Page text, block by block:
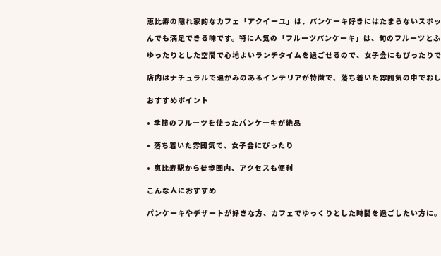
恵比寿の隠れ家的なカフェ「アクイーユ」は、パンケーキ好きにはたまらないス
んでも満足できる味です。特に人気の「フルーツパンケーキ」は、旬のフルーツと
ゆったりとした空間で心地よいランチタイムを過ごせるので、女子会にもぴったりで
店内はナチュラルで温かみのあるインテリアが特徴で、落ち着いた雰囲気の中でお
おすすめポイント
• 季節のフルーツを使ったパンケーキが絶品
• 落ち着いた雰囲気で、女子会にぴったり
• 恵比寿駅から徒歩圏内、アクセスも便利
こんな人におすすめ
パンケーキやデザートが好きな方、カフェでゆっくりとした時間を過ごしたい方に。